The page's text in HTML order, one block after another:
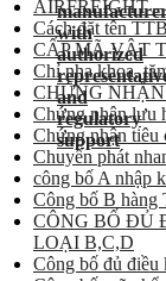
AIRFREIGHT
Cách đặt tên
CẤP MÃ VẬT
Chỉ nha khoa,
CHỨNG
Chứng nhận lưu
Chứng nhận tiêu
Chuyển phát
công bố A nhập
Công bố B
CÔNG BỐ ĐỦ
LOẠI B,C,D
Công bố đủ điều